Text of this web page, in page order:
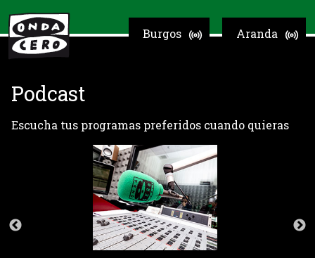
Aranda
Burgos
Podcast
Escucha tus programas preferidos cuando quieras